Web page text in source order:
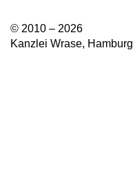
© 2010 – 2026
Kanzlei Wrase, Hamburg